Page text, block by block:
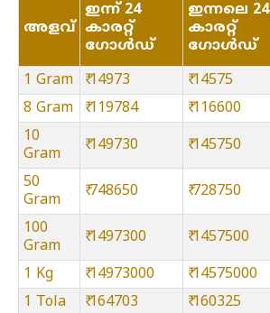
അളവ്
ഇന്ന് 24
കാരറ്റ്
ഗോൾഡ്
ഇന്നലെ 24
കാരറ്റ്
ഗോൾഡ്
1 Gram ₹ 14973 ₹ 14575
8 Gram
₹ 119784 ₹ 116600
10
Gram
₹ 149730 ₹ 145750
50
Gram
₹ 748650 ₹ 728750
100
Gram
₹ 1497300 ₹ 1457500
1 Kg ₹ 14973000 ₹ 14575000
1 Tola
₹ 164703 ₹ 160325